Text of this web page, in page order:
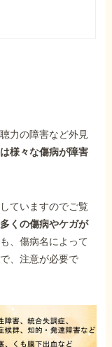
力の障害など外見
様々な傷病が障害
ていますのでご覧
くの傷病やケガが
、傷病名によって
、注意が必要で